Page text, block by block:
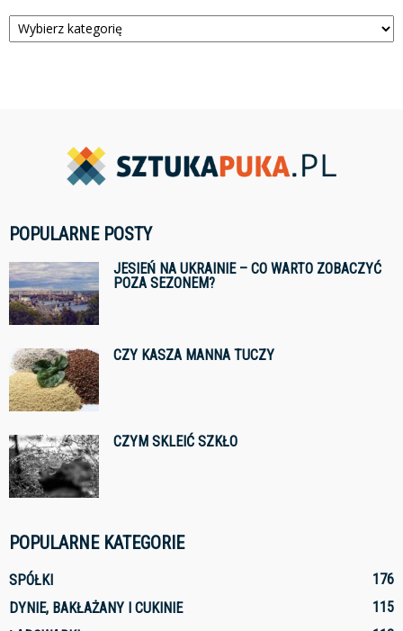
Kategorie
POPULARNE POSTY
JESIEŃ NA UKRAINIE – CO WARTO ZOBACZYĆ
POZA SEZONEM?
CZY KASZA MANNA TUCZY
CZYM SKLEIĆ SZKŁO
POPULARNE KATEGORIE
SPÓŁKI
176
DYNIE, BAKŁAŻANY I CUKINIE
115